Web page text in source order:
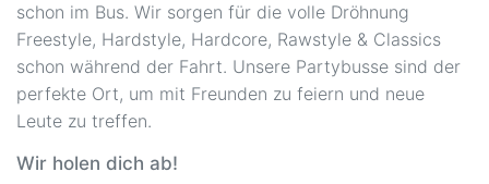
schon im Bus. Wir sorgen für die volle Dröhnung
Freestyle, Hardstyle, Hardcore, Rawstyle & Classics
schon während der Fahrt. Unsere Partybusse sind der
perfekte Ort, um mit Freunden zu feiern und neue
Leute zu treffen.
Wir holen dich ab!